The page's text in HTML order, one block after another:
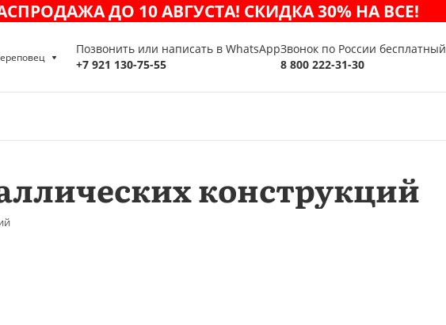
ДО 10 АВГУСТА! СКИДКА 30% НА ВСЕ!
Позвонить или написать в WhatsApp
+7 921 130-75-55
Звонок по России бесплатный
8 800 222-31-30
конструкций